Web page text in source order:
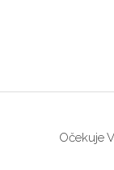
Očekuje